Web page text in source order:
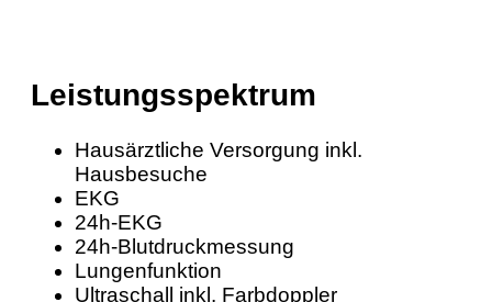
Leistungsspektrum
Hausärztliche Versorgung inkl.
Hausbesuche
EKG
24h-EKG
24h-Blutdruckmessung
Lungenfunktion
Ultraschall inkl. Farbdoppler